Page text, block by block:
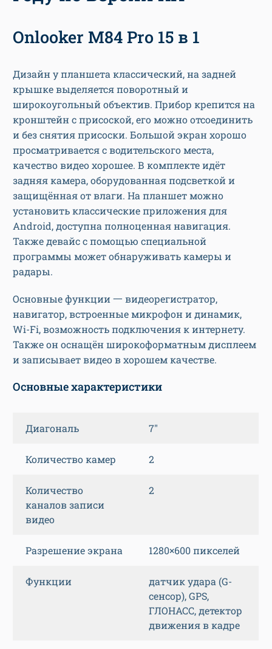
Onlooker M84 Pro 15 в 1
Дизайн у планшета классический, на задней
крышке выделяется поворотный и
широкоугольный объектив. Прибор крепится на
кронштейн с присоской, его можно отсоединить
и без снятия присоски. Большой экран хорошо
просматривается с водительского места,
качество видео хорошее. В комплекте идёт
задняя камера, оборудованная подсветкой и
защищённая от влаги. На планшет можно
установить классические приложения для
Android, доступна полноценная навигация.
Также девайс с помощью специальной
программы может обнаруживать камеры и
радары.
Основные функции 一 видеорегистратор,
навигатор, встроенные микрофон и динамик,
Wi-Fi, возможность подключения к интернету.
Также он оснащён широкоформатным дисплеем
и записывает видео в хорошем качестве.
Основные характеристики
Диагональ 7″
Количество камер 2
Количество
каналов записи
видео
2
Разрешение экрана 1280×600 пикселей
Функции
датчик удара (G-
сенсор), GPS,
ГЛОНАСС, детектор
движения в кадре